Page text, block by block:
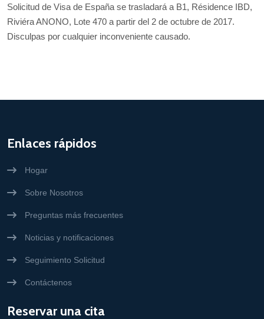
Solicitud de Visa de España se trasladará a B1, Résidence IBD,
Riviéra ANONO, Lote 470 a partir del 2 de octubre de 2017.
Disculpas por cualquier inconveniente causado.
Enlaces rápidos
Hogar
Sobre Nosotros
Preguntas más frecuentes
Noticias y notificaciones
Seguimiento Solicitud
Contáctenos
Reservar una cita